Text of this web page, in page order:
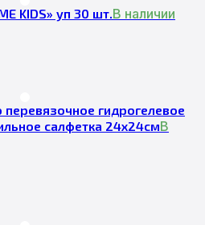
KIDS» уп 30 шт.В наличии
гидрогелевое
салфетка 24х24смВ